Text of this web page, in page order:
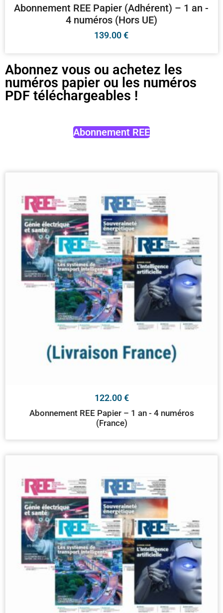
Abonnement REE Papier (Adhérent) – 1 an -
4 numéros (Hors UE)
139.00€
Abonnez vous ou achetez les
numéros papier ou les numéros
PDF téléchargeables !
Abonnement REE
122.00€
Abonnement REE Papier – 1 an - 4 numéros
(France)